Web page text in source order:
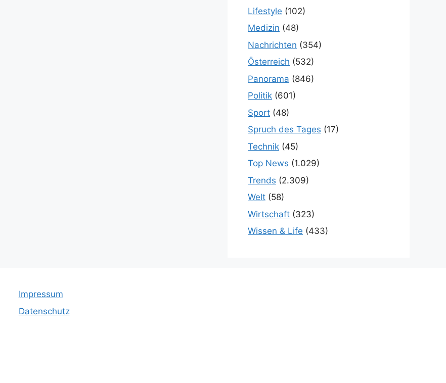
Lifestyle (102)
Medizin (48)
Nachrichten (354)
Österreich (532)
Panorama (846)
Politik (601)
Sport (48)
Spruch des Tages (17)
Technik (45)
Top News (1.029)
Trends (2.309)
Welt (58)
Wirtschaft (323)
Wissen & Life (433)
Impressum
Datenschutz